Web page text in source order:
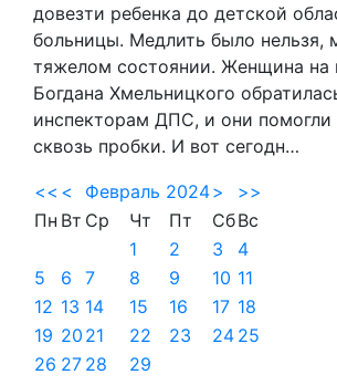
довезти ребенка до детской
больницы. Медлить было нельзя,
тяжелом состоянии. Женщина на
Богдана Хмельницкого
инспекторам ДПС, и они помогли
сквозь пробки. И вот сегодн…
<< < Февраль 2024>
>>
Пн Вт Ср Чт Пт СбВс
1
2 3
4
5
6 7 8 9 10 11
12 13 14 15 16 17 18
19 20 21 22 23 24 25
26 27 28 29